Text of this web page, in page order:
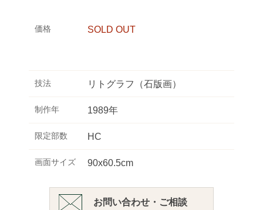
価格 SOLD OUT
技法 リトグラフ（石版画）
制作年 1989年
限定部数 HC
画面サイズ 90x60.5cm
お問い合わせ・ご相談